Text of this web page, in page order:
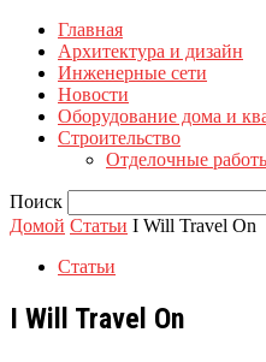
Главная
Архитектура и дизайн
Инженерные сети
Новости
Оборудование дома и
Строительство
Отделочные
Поиск
Домой Статьи I Will Travel On
Статьи
I Will Travel On